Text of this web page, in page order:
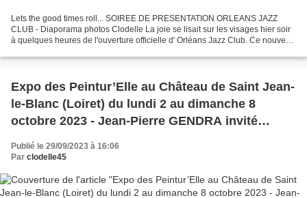
Lets the good times roll... SOIREE DE PRESENTATION ORLEANS JAZZ
CLUB - Diaporama photos Clodelle La joie se lisait sur les visages hier soir
à quelques heures de l'ouverture officielle d' Orléans Jazz Club. Ce nouveau
Expo des Peintur’Elle au Château de Saint Jean-
le-Blanc (Loiret) du lundi 2 au dimanche 8
octobre 2023 - Jean-Pierre GENDRA invité
Publié le 29/09/2023 à 16:06
Par clodelle45